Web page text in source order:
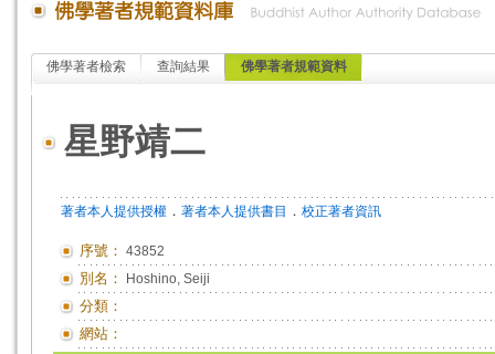
佛學著者檢索 查詢結果 佛學著者規範資料
星野靖二
著者本人提供授權 ． 著者本人提供書目 ． 校正著者資訊
序號： 43852
別名： Hoshino, Seiji
分類：
網站：